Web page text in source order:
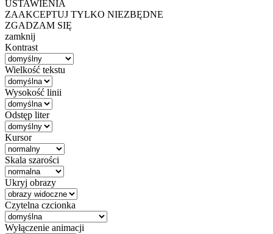
USTAWIENIA
ZAAKCEPTUJ TYLKO NIEZBĘDNE
ZGADZAM SIĘ
zamknij
Kontrast
Wielkość tekstu
Wysokość linii
Odstęp liter
Kursor
Skala szarości
Ukryj obrazy
Czytelna czcionka
Wyłączenie animacji